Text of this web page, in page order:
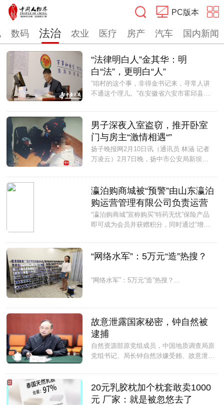
PC版本
搜索
数码 法治 农业 医疗 房产 汽车 国内新闻
“法律明白人”金其华：明
白“法”，更明白“人”
“咱村的这个事，非得金书记来，寻常人讲
不通这个理儿。”在安徽省六安市霍邱县夏
名的“和事佬”，有求必应，村里大小事，找
到了金书记，总能得到妥善解决。...
男子深夜入室盗窃，推开卧室
门与房主“激情相遇“”
扬子晚报网2月10日讯（通讯员 林涵 记者
万凌云）2月7日晚，扬中市公安局新坝派
两个小时便将嫌疑人孙某抓获归案。...
瀛泊购商城被“预警”由山东瀛泊
购运营管理有限公司负责运营
“瀛泊购商城”宣称购买“特药无忧”保险产品
即可成为会员并获赠积分，同时通过“增员
线”，经营模式涉嫌违法。...
“网络水军”：5万元“造”热搜？
“网络水军”：5万元“造”热搜？...
故意泄露国家秘密，钟自然被
逮捕
自然资源部原党组成员，中国地质调查局原
党组书记、局长钟自然涉嫌受贿、故意泄露
结，移送检察机关审查起诉。...
20元乳胶枕加个枕套敢卖1000
元 厂家：就是被忽悠去了